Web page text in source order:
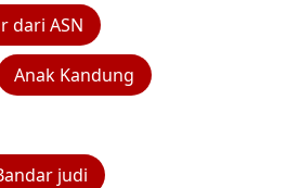
dari ASN
Anak Kandung
judi